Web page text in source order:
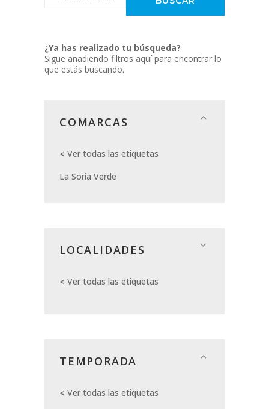
¿Ya has realizado tu búsqueda?
Sigue añadiendo filtros aquí para encontrar lo
que estás buscando.
COMARCAS
Ver todas las etiquetas
La Soria Verde
LOCALIDADES
Ver todas las etiquetas
TEMPORADA
Ver todas las etiquetas